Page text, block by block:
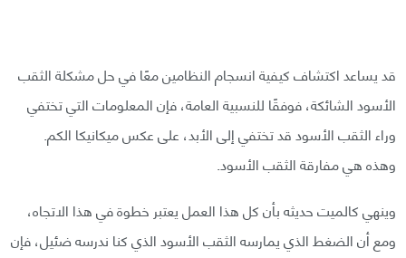
قد يساعد اكتشاف كيفية انسجام النظامين معًا في حل مشكلة الثقب
الأسود الشائكة، فوفقًا للنسبية العامة، فإن المعلومات التي تختفي
وراء الثقب الأسود قد تختفي إلى الأبد، على عكس ميكانيكا الكم.
وهذه هي مفارقة الثقب الأسود.
وينهي كالميت حديثه بأن كل هذا العمل يعتبر خطوة في هذا الاتجاه،
ومع أن الضغط الذي يمارسه الثقب الأسود الذي كنا ندرسه ضئيل، فإن